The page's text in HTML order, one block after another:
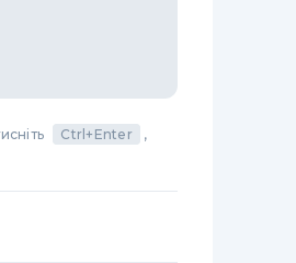
Ctrl+Enter
,